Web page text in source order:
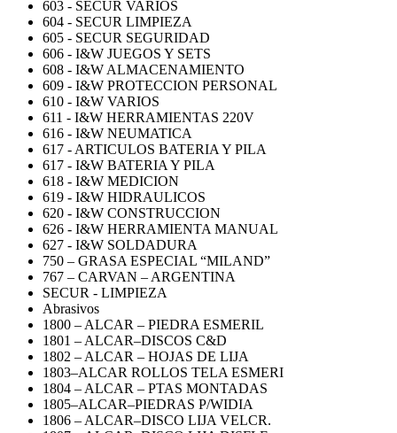
603 - SECUR VARIOS
604 - SECUR LIMPIEZA
605 - SECUR SEGURIDAD
606 - I&W JUEGOS Y SETS
608 - I&W ALMACENAMIENTO
609 - I&W PROTECCION PERSONAL
610 - I&W VARIOS
611 - I&W HERRAMIENTAS 220V
616 - I&W NEUMATICA
617 - ARTICULOS BATERIA Y PILA
617 - I&W BATERIA Y PILA
618 - I&W MEDICION
619 - I&W HIDRAULICOS
620 - I&W CONSTRUCCION
626 - I&W HERRAMIENTA MANUAL
627 - I&W SOLDADURA
750 – GRASA ESPECIAL “MILAND”
767 – CARVAN – ARGENTINA
SECUR - LIMPIEZA
Abrasivos
1800 – ALCAR – PIEDRA ESMERIL
1801 – ALCAR–DISCOS C&D
1802 – ALCAR – HOJAS DE LIJA
1803–ALCAR ROLLOS TELA ESMERI
1804 – ALCAR – PTAS MONTADAS
1805–ALCAR–PIEDRAS P/WIDIA
1806 – ALCAR–DISCO LIJA VELCR.